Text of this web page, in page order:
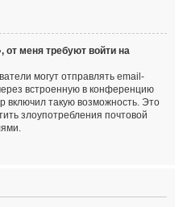
от меня требуют войти на
могут отправлять email-
встроенную в конференцию
включил такую возможность. Это
злоупотребления почтовой